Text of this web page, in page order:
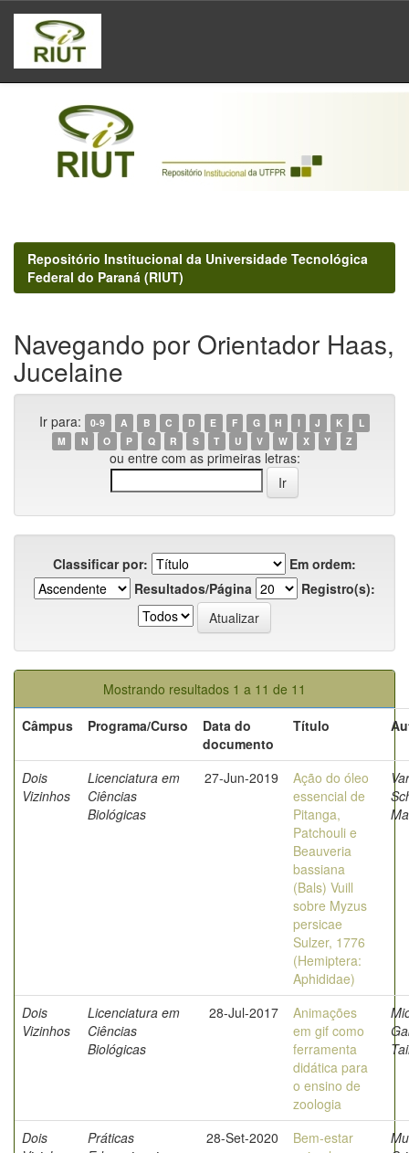
Skip
navigation
Repositório Institucional da Universidade Tecnológica
Federal do Paraná (RIUT)
Navegando por Orientador Haas,
Jucelaine
Ir para: 0-9 A B C D E F G H I J K
L
M
N O P Q R S T U V W X Y Z
ou entre com as primeiras letras:
Classificar por:
Em ordem:
Resultados/Página
Registro(s):
Mostrando resultados 1 a 11 de 11
Câmpus
Programa/Curso
Data do
documento
Título
Dois
Vizinhos
Licenciatura em
Ciências
Biológicas
27-Jun-2019
Ação do óleo
essencial de
Pitanga,
Patchouli e
Beauveria
bassiana
(Bals) Vuill
sobre Myzus
persicae
Sulzer, 1776
(Hemiptera:
Aphididae)
Dois
Vizinhos
Licenciatura em
Ciências
Biológicas
28-Jul-2017
Animações
em gif como
ferramenta
didática para
o ensino de
zoologia
Dois
Práticas
28-Set-2020
Bem-estar